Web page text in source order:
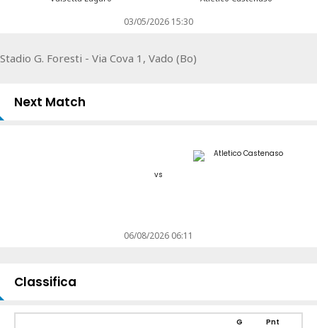
03/05/2026 15:30
Stadio G. Foresti - Via Cova 1, Vado (Bo)
Next Match
vs
06/08/2026 06:11
Classifica
G
Pnt